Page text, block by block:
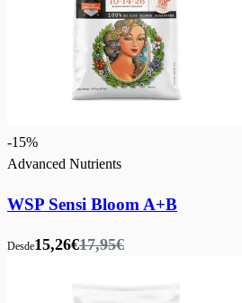
-15%
Advanced Nutrients
WSP Sensi Bloom A+B
Desde15,26€17,95€